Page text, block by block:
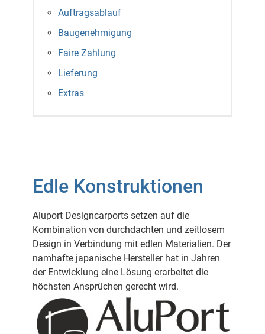
Auftragsablauf
Baugenehmigung
Faire Zahlung
Lieferung
Extras
Edle Konstruktionen
Aluport Designcarports setzen auf die
Kombination von durchdachten und zeitlosem
Design in Verbindung mit edlen Materialien. Der
namhafte japanische Hersteller hat in Jahren
der Entwicklung eine Lösung erarbeitet die
höchsten Ansprüchen gerecht wird.